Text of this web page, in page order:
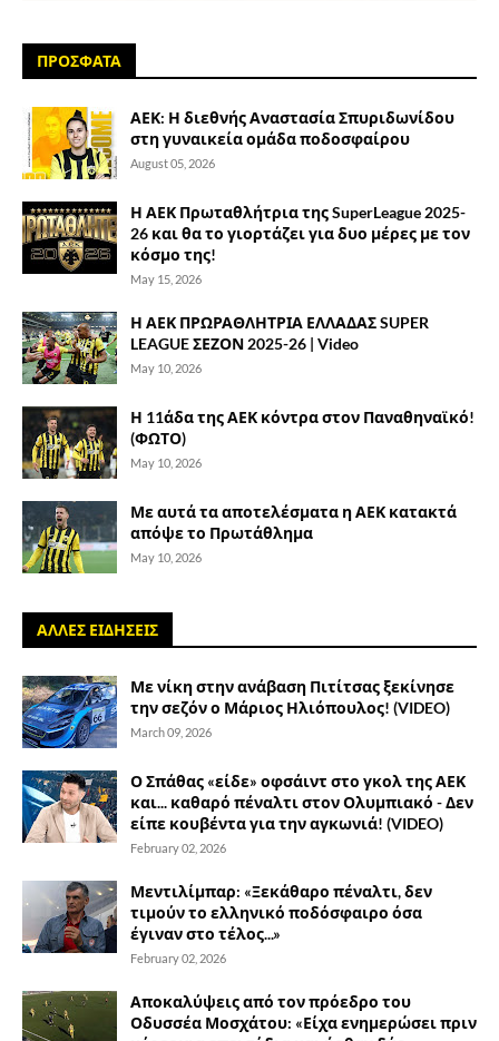
ΠΡΟΣΦΑΤΑ
ΑΕΚ: Η διεθνής Αναστασία Σπυριδωνίδου
στη γυναικεία ομάδα ποδοσφαίρου
August 05, 2026
Η ΑΕΚ Πρωταθλήτρια της SuperLeague 2025-
26 και θα το γιορτάζει για δυο μέρες με τον
κόσμο της!
May 15, 2026
Η ΑΕΚ ΠΡΩΡΑΘΛΗΤΡΙΑ ΕΛΛΑΔΑΣ SUPER
LEAGUE ΣΕΖΟΝ 2025-26 | Video
May 10, 2026
Η 11άδα της ΑΕΚ κόντρα στον Παναθηναϊκό!
(ΦΩΤΟ)
May 10, 2026
Με αυτά τα αποτελέσματα η ΑΕΚ κατακτά
απόψε το Πρωτάθλημα
May 10, 2026
ΑΛΛΕΣ ΕΙΔΗΣΕΙΣ
Με νίκη στην ανάβαση Πιτίτσας ξεκίνησε
την σεζόν ο Μάριος Ηλιόπουλος! (VIDEO)
March 09, 2026
Ο Σπάθας «είδε» οφσάιντ στο γκολ της ΑΕΚ
και... καθαρό πέναλτι στον Ολυμπιακό - Δεν
είπε κουβέντα για την αγκωνιά! (VIDEO)
February 02, 2026
Μεντιλίμπαρ: «Ξεκάθαρο πέναλτι, δεν
τιμούν το ελληνικό ποδόσφαιρο όσα
έγιναν στο τέλος...»
February 02, 2026
Αποκαλύψεις από τον πρόεδρο του
Οδυσσέα Μοσχάτου: «Είχα ενημερώσει πριν